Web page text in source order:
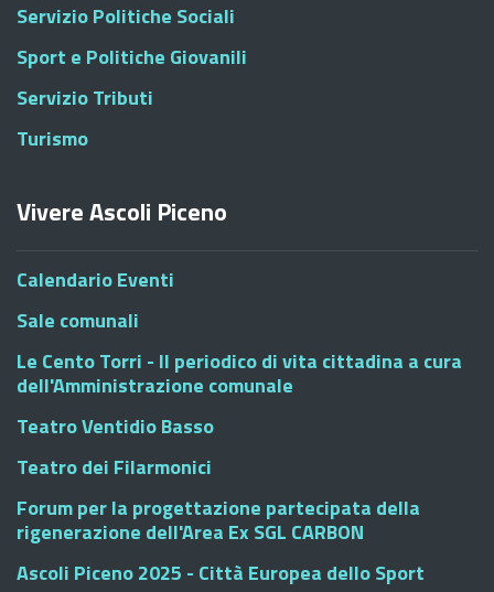
Servizio Politiche Sociali
Sport e Politiche Giovanili
Servizio Tributi
Turismo
Vivere Ascoli Piceno
Calendario Eventi
Sale comunali
Le Cento Torri - Il periodico di vita cittadina a cura
dell'Amministrazione comunale
Teatro Ventidio Basso
Teatro dei Filarmonici
Forum per la progettazione partecipata della
rigenerazione dell'Area Ex SGL CARBON
Ascoli Piceno 2025 - Città Europea dello Sport